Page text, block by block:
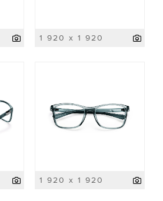
1 920 x 1 920
1 920 x 1 920